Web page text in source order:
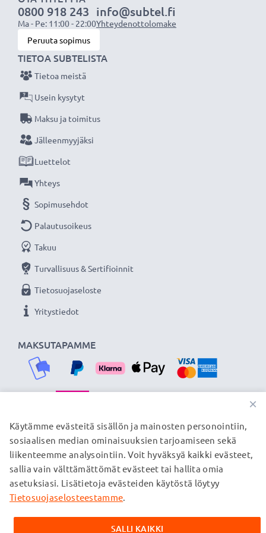
laturin ansiosta, 3 vuoden takuu!
0800 918 243
Ma - Pe: 11:00 - 22:00
info@subtel.fi
Yhteydenottolomake
Peruuta sopimus
MAKSUTAPAMME
TIETOA SUBTELISTA
Tietoa meistä
Usein kysytyt
Maksu ja toimitus
Jälleenmyyjäksi
Luettelot
Yhteys
Sopimusehdot
Palautusoikeus
Takuu
Turvallisuus & Sertifioinnit
Tietosuojaseloste
Yritystiedot
TOIMITUSKUMPPANIMME
© subtel.fi 2026
Kaikki hinnat sisältävät arvonlisäveron, mutta ei
toimituskuluja. Kaikki sivuillamme mainitut tavaramerkit ovat
verkkosivuillamme ainoastaan tuotteitamme koskevan
×
Käytämme evästeitä sisällön ja mainosten personointiin,
sosiaalisen median ominaisuuksien tarjoamiseen sekä
liikenteemme analysointiin. Voit hyväksyä kaikki evästeet,
sallia vain välttämättömät evästeet tai hallita omia
asetuksiasi. Lisätietoja evästeiden käytöstä löytyy
Tietosuojaselosteestamme.
SALLI KAIKKI